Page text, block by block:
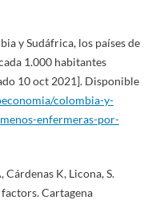
y Sudáfrica, los países de
1.000 habitantes
10 oct 2021]. Disponible
colombia-y-
enfermeras-por-
K, Licona, S.
Cartagena